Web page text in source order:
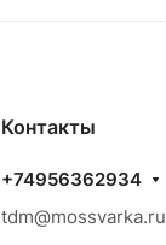
Контакты
+74956362934
tdm@mossvarka.ru